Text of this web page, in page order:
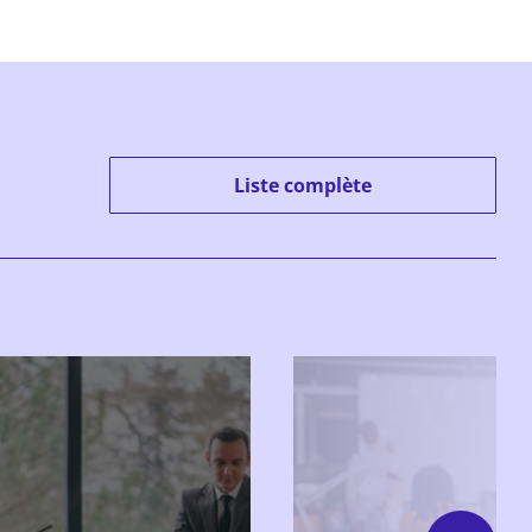
Liste complète